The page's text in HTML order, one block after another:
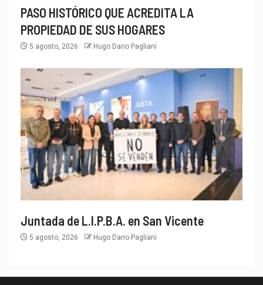
PASO HISTÓRICO QUE ACREDITA LA
PROPIEDAD DE SUS HOGARES
5 agosto, 2026 Hugo Dario Pagliani
Juntada de L.I.P.B.A. en San Vicente
5 agosto, 2026 Hugo Dario Pagliani